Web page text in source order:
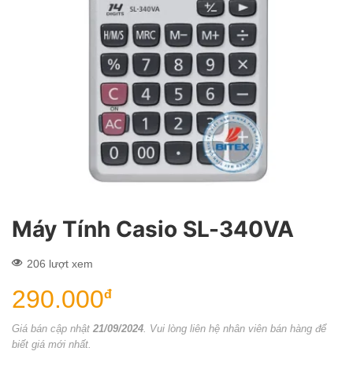
Máy Tính Casio SL-340VA
206 lượt xem
290.000đ
Giá bán cập nhật 21/09/2024 . Vui lòng liên hệ nhân viên bán hàng để
biết giá mới nhất.